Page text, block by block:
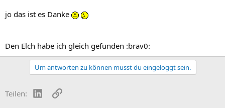
jo das ist es Danke
Den Elch habe ich gleich gefunden :brav0:
Um antworten zu können musst du eingeloggt sein.
Teilen: LinkedInLink